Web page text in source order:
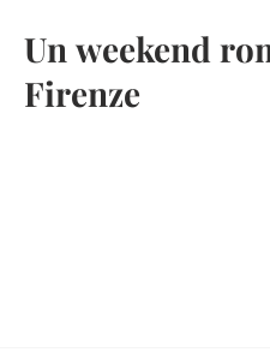
Un weekend
Firenze